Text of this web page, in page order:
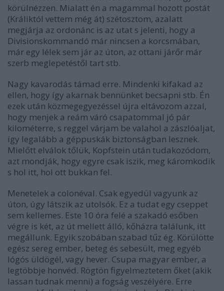
körülnézzen. Mialatt én a magammal hozott postát
(Králiktól vettem még át) szétosztom, azalatt
megjárja az ordonánc is az utat s jelenti, hogy a
Divisionskommandó már nincsen a korcsmában,
már egy lélek sem jár az úton, az ottani járőr már
szerb meglepetéstől tart stb.
Nagy kavarodás támad erre. Mindenki kifakad az
ellen, hogy így akarnak bennünket becsapni stb. Én
ezek után közmegegyezéssel újra eltávozom azzal,
hogy menjek a reám váró csapatommal jó pár
kilométerre, s reggel várjam be valahol a zászlóaljat,
így legalább a géppuskák biztonságban lesznek.
Mielőtt elválok tőlük, Kopfstein után tudakozódom,
azt mondják, hogy egyre csak iszik, meg káromkodik
s hol itt, hol ott bukkan fel.
Menetelek a colonéval. Csak egyedül vagyunk az
úton, úgy látszik az utolsók. Ez a tudat egy cseppet
sem kellemes. Este 10 óra felé a szakadó esőben
végre is két, az út mellett álló, kőházra találunk, itt
megállunk. Egyik szobában szabad tűz ég. Körülötte
egész sereg ember, beteg és sebesült, meg egyéb
lógós üldögél, vagy hever. Csupa magyar ember, a
legtöbbje honvéd. Rögtön figyelmeztetem őket (akik
lassan tudnak menni) a fogság veszélyére. Erre